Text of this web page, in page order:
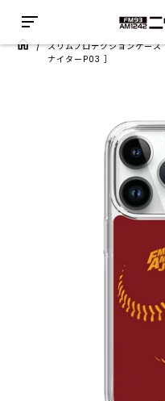
/スリムプロテクションケー
ナイターP03 ］